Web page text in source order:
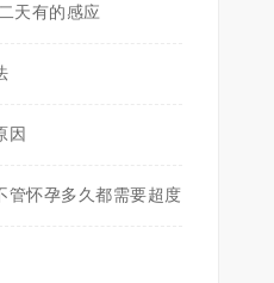
天有的感应
因
管怀孕多久都需要超度